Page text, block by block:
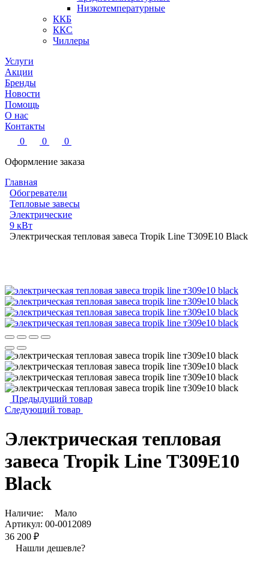
Низкотемпературные
ККБ
ККС
Чиллеры
Услуги
Акции
Бренды
Новости
Помощь
О нас
Контакты
0
0
0
Оформление заказа
Главная
Обогреватели
Тепловые завесы
Электрические
9 кВт
Электрическая тепловая завеса Tropik Line Т309Е10 Black
Предыдущий товар
Следующий товар
Электрическая тепловая
завеса Tropik Line Т309Е10
Black
Наличие:
Мало
Артикул: 00-0012089
36 200 ₽
Нашли дешевле?